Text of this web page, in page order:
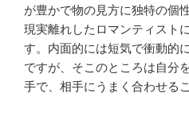
が豊かで物の見方に独特の個
現実離れしたロマンティスト
す。内面的には短気で衝動的
ですが、そこのところは自分
手で、相手にうまく合わせる